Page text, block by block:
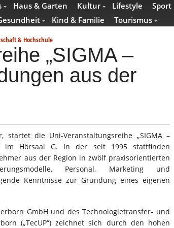
Haus & Garten Kultur Lifestyle Sport
Kind & Familie Tourismus
& Hochschule
„SIGMA –
aus der
startet die Uni-Veranstaltungsreihe „SIGMA –
im Hörsaal G. In der seit 1995 stattfinden
aus der Region in zwölf praxisorientierten
Personal, Marketing und
Kenntnisse zur Gründung eines eigenen
GmbH und des Technologietransfer- und
(„TecUP“) zeichnet sich durch den hohen